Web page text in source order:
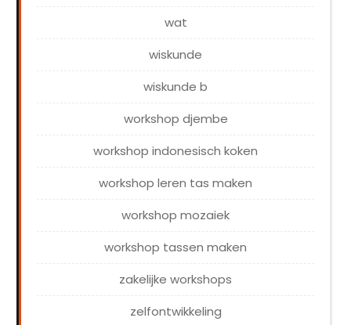
wat
wiskunde
wiskunde b
workshop djembe
workshop indonesisch koken
workshop leren tas maken
workshop mozaiek
workshop tassen maken
zakelijke workshops
zelfontwikkeling